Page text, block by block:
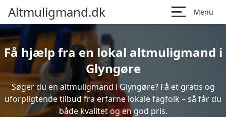
Altmuligmand.dk Menu
Få hjælp fra en lokal altmuligmand i
Glyngøre
Søger du en altmuligmand i Glyngøre? Få et gratis og
uforpligtende tilbud fra erfarne lokale fagfolk – så får du
både kvalitet og en god pris.